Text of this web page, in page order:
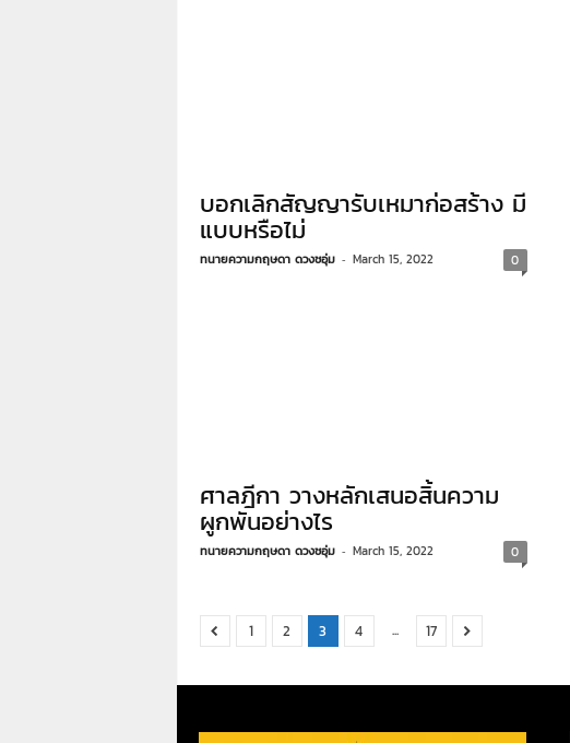
บอกเลิกสัญญารับเหมาก่อสร้าง มี
แบบหรือไม่
ทนายความกฤษดา ดวงชอุ่ม - March 15, 2022 0
ศาลฎีกา วางหลักเสนอสิ้นความ
ผูกพันอย่างไร
ทนายความกฤษดา ดวงชอุ่ม - March 15, 2022 0
1 2 3 4 ... 17